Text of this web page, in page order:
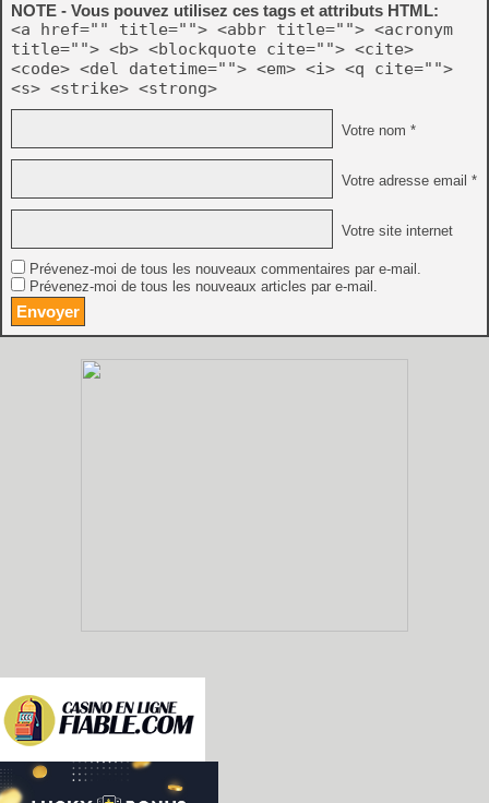
NOTE - Vous pouvez utilisez ces tags et attributs HTML:
<a href="" title=""> <abbr title=""> <acronym
title=""> <b> <blockquote cite=""> <cite>
<code> <del datetime=""> <em> <i> <q cite="">
<s> <strike> <strong>
Votre nom *
Votre adresse email *
Votre site internet
Prévenez-moi de tous les nouveaux commentaires par e-mail.
Prévenez-moi de tous les nouveaux articles par e-mail.